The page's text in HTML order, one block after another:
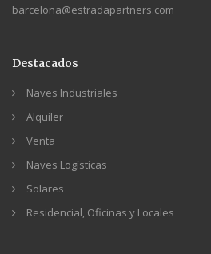
barcelona@estradapartners.com
Destacados
Naves Industriales
Alquiler
Venta
Naves Logísticas
Solares
Residencial, Oficinas y Locales